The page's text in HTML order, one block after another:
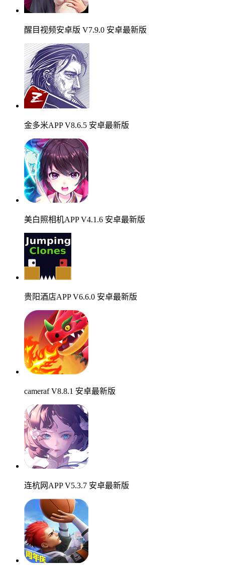
醒目视频安卓版 V7.9.0 安卓最新版
金多米APP V8.6.5 安卓最新版
美白照相机APP V4.1.6 安卓最新版
贵阳酒店APP V6.6.0 安卓最新版
cameraf V8.8.1 安卓最新版
连杭网APP V5.3.7 安卓最新版